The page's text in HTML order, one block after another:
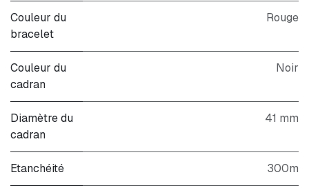
Couleur du
bracelet
Rouge
Couleur du
cadran
Noir
Diamètre du
cadran
41 mm
Etanchéité 300m